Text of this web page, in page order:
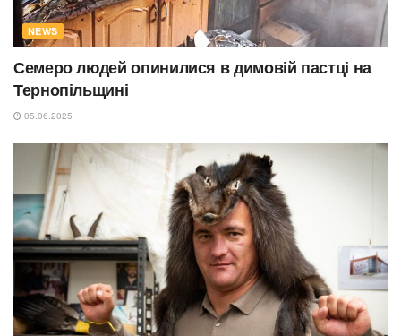
NEWS
Семеро людей опинилися в димовій пастці на
Тернопільщині
05.06.2025